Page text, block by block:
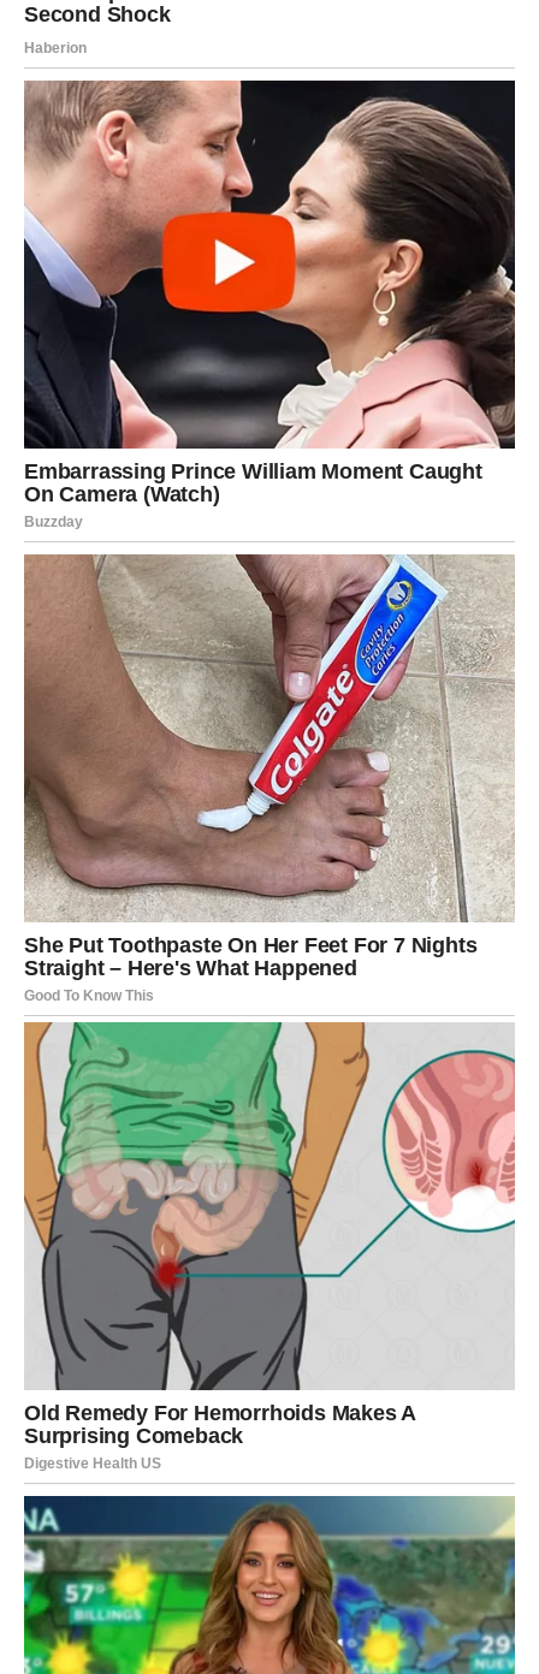
KADA SU POVREĐENI – I DALJE
BIRAJU LJUBAV, ALI MUDRIJE
I Rak i Ribe mogu biti duboko povređeni. Njihova
osetljivost ih čini ranjivima. Ali čak i tada, oni ne prestaju
da veruju u ljubav. Samo uče da postave granice. Ne
postaju hladni – postaju mudriji.
Rak uči da zaštiti svoje srce.
Ribe uče da ne zaborave sebe dok vole druge.
I u tome se vidi njihova evolucija – ljubav ostaje, ali se
više ne daje svima.